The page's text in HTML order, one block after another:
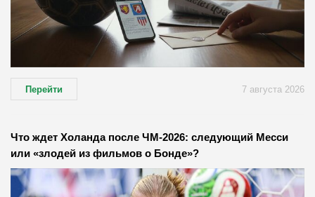
Перейти 7 августа 2026
Что ждет Холанда после ЧМ-2026: следующий Месси
или «злодей из фильмов о Бонде»?